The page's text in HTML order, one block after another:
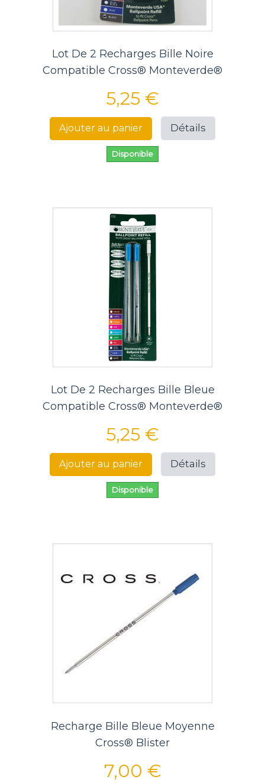
Lot De 2 Recharges Bille Noire
Compatible Cross® Monteverde®
5,25 €
Ajouter au panier Détails
Disponible
Lot De 2 Recharges Bille Bleue
Compatible Cross® Monteverde®
5,25 €
Ajouter au panier Détails
Disponible
Recharge Bille Bleue Moyenne
Cross® Blister
7,00 €